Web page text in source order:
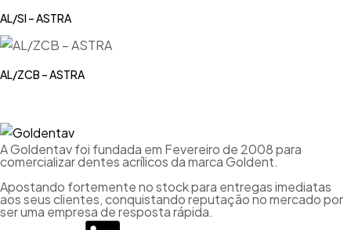
AL/SI – ASTRA
AL/ZCB – ASTRA
A Goldentav foi fundada em Fevereiro de 2008 para
comercializar dentes acrílicos da marca Goldent.
Apostando fortemente no stock para entregas imediatas
aos seus clientes, conquistando reputação no mercado por
ser uma empresa de resposta rápida.